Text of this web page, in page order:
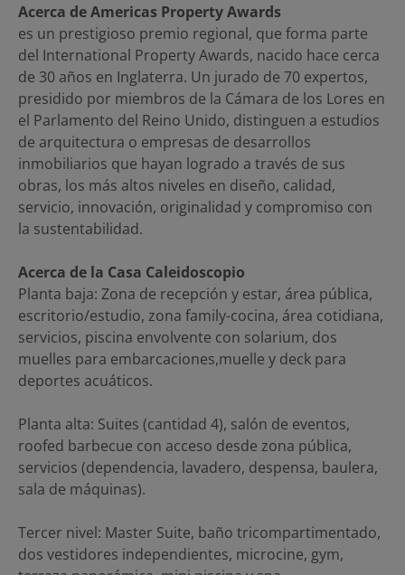
Acerca de Americas Property Awards
es un prestigioso premio regional, que forma parte
del International Property Awards, nacido hace cerca
de 30 años en Inglaterra. Un jurado de 70 expertos,
presidido por miembros de la Cámara de los Lores en
el Parlamento del Reino Unido, distinguen a estudios
de arquitectura o empresas de desarrollos
inmobiliarios que hayan logrado a través de sus
obras, los más altos niveles en diseño, calidad,
servicio, innovación, originalidad y compromiso con
la sustentabilidad.
Acerca de la Casa Caleidoscopio
Planta baja: Zona de recepción y estar, área pública,
escritorio/estudio, zona family-cocina, área cotidiana,
servicios, piscina envolvente con solarium, dos
muelles para embarcaciones,muelle y deck para
deportes acuáticos.
Planta alta: Suites (cantidad 4), salón de eventos,
roofed barbecue con acceso desde zona pública,
servicios (dependencia, lavadero, despensa, baulera,
sala de máquinas).
Tercer nivel: Master Suite, baño tricompartimentado,
dos vestidores independientes, microcine, gym,